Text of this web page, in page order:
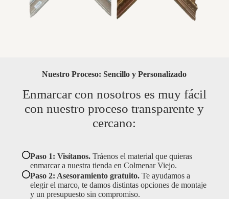
Nuestro Proceso: Sencillo y Personalizado
Enmarcar con nosotros es muy fácil
con nuestro proceso transparente y
cercano:
Paso 1: Visítanos. Tráenos el material que quieras
enmarcar a nuestra tienda en Colmenar Viejo.
Paso 2: Asesoramiento gratuito.Te ayudamos a
elegir el marco, te damos distintas opciones de montaje
y un presupuesto sin compromiso.